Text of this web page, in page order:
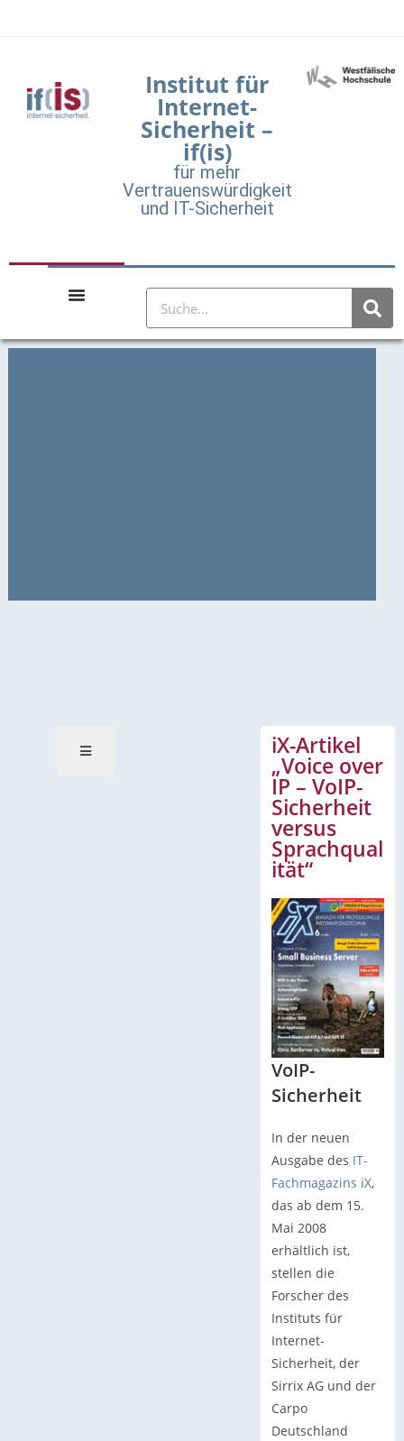
Institut für
Internet-
Sicherheit –
if(is)
für mehr
Vertrauenswürdigkeit
und IT-Sicherheit
iX-Artikel
„Voice over
IP – VoIP-
Sicherheit
versus
Sprachqual
ität“
VoIP-
Sicherheit
In der neuen
Ausgabe des IT-
Fachmagazins iX,
das ab dem 15.
Mai 2008
erhältlich ist,
stellen die
Forscher des
Instituts für
Internet-
Sicherheit, der
Sirrix AG und der
Carpo
Deutschland